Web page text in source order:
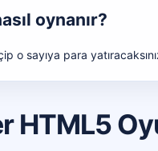
oynanır?
o sayıya para
HTML5